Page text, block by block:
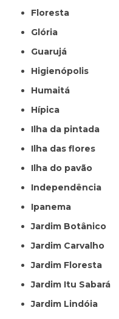
Floresta
Glória
Guarujá
Higienópolis
Humaitá
Hípica
Ilha da pintada
Ilha das flores
Ilha do pavão
Independência
Ipanema
Jardim Botânico
Jardim Carvalho
Jardim Floresta
Jardim Itu Sabará
Jardim Lindóia